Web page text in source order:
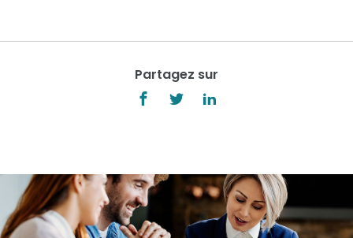
Partagez sur